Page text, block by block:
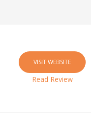
VISIT WEBSITE
Read Review